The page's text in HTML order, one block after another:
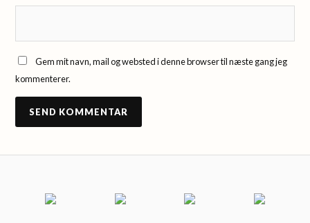
Gem mit navn, mail og websted i denne browser til næste gang jeg
kommenterer.